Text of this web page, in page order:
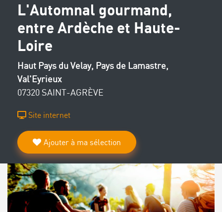
L'Automnal gourmand,
entre Ardèche et Haute-
Loire
Haut Pays du Velay, Pays de Lamastre,
Val'Eyrieux
07320 SAINT-AGRÈVE
Site internet
Ajouter à ma sélection